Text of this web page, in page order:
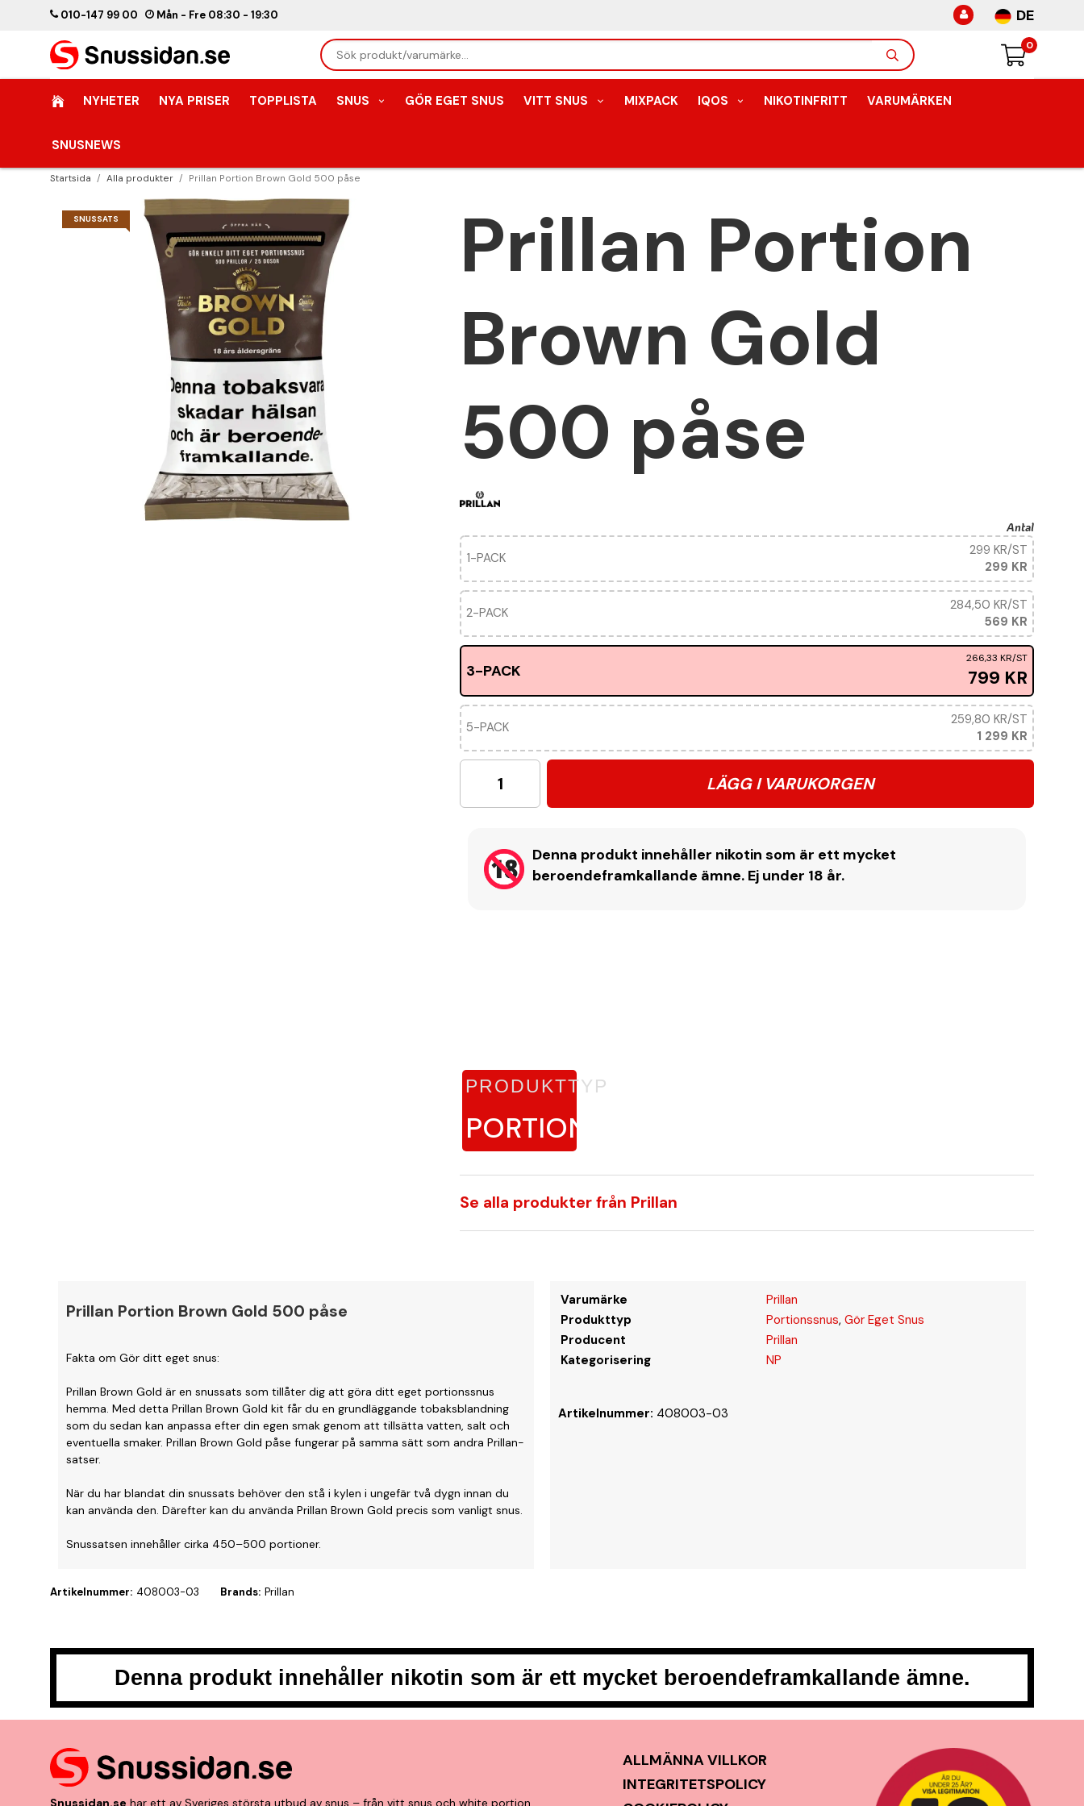
010-147 99 00 Mån - Fre 08:30 - 19:30 DE
0
NYHETER NYA PRISER TOPPLISTA SNUS GÖR EGET SNUS VITT SNUS MIXPACK IQOS NIKOTINFRITT VARUMÄRKEN
SNUSNEWS
Startsida / Alla produkter / Prillan Portion Brown Gold 500 påse
SNUSSATS
Prillan Portion
Brown Gold
500 påse
Antal
1-PACK
299 KR
299 KR/ST
2-PACK
569 KR
284,50 KR/ST
3-PACK 799 KR
266,33 KR/ST
5-PACK
1 299 KR
259,80 KR/ST
LÄGG I VARUKORGEN
Denna produkt innehåller nikotin som är ett mycket
beroendeframkallande ämne. Ej under 18 år.
PRODUKTTYP
PORTIONSSNUS
Se alla produkter från Prillan
Prillan Portion Brown Gold 500 påse
Fakta om Gör ditt eget snus:
Prillan Brown Gold är en snussats som tillåter dig att göra ditt eget portionssnus
hemma. Med detta Prillan Brown Gold kit får du en grundläggande tobaksblandning
som du sedan kan anpassa efter din egen smak genom att tillsätta vatten, salt och
eventuella smaker. Prillan Brown Gold påse fungerar på samma sätt som andra Prillan-
satser.
När du har blandat din snussats behöver den stå i kylen i ungefär två dygn innan du
kan använda den. Därefter kan du använda Prillan Brown Gold precis som vanligt snus.
Snussatsen innehåller cirka 450–500 portioner.
Varumärke
Prillan
Produkttyp
Portionssnus, Gör Eget Snus
Producent
Prillan
Kategorisering
NP
Artikelnummer: 408003-03
Artikelnummer: 408003-03 Brands: Prillan
Denna produkt innehåller nikotin som är ett mycket beroendeframkallande ämne.
Snussidan.se har ett av Sveriges största utbud av snus – från vitt snus och white portion
ALLMÄNNA VILLKOR
INTEGRITETSPOLICY